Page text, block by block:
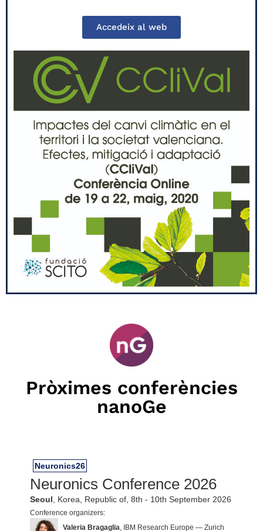
Accedeix al web
Pròximes conferències
nanoGe